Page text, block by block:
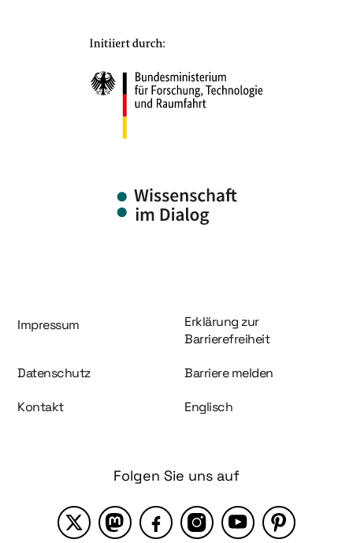
Information und Service
Impressum
Erklärung zur
Barrierefreiheit
Datenschutz Barriere melden
Kontakt Englisch
Folgen Sie uns auf